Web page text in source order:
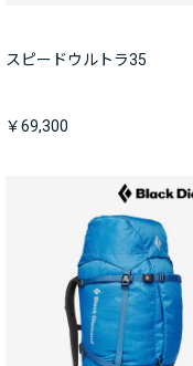
スピードウルトラ35
￥69,300